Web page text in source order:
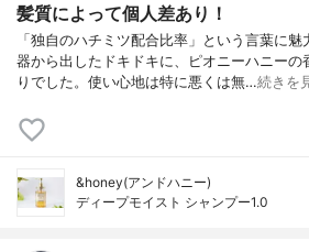
髪質によって個人差あり！
「独自のハチミツ配合比率」という言葉に
器から出したドキドキに、ピオニーハニーの
りでした。使い心地は特に悪くは無…続きを
&honey(アンドハニー)
ディープモイスト シャンプー1.0